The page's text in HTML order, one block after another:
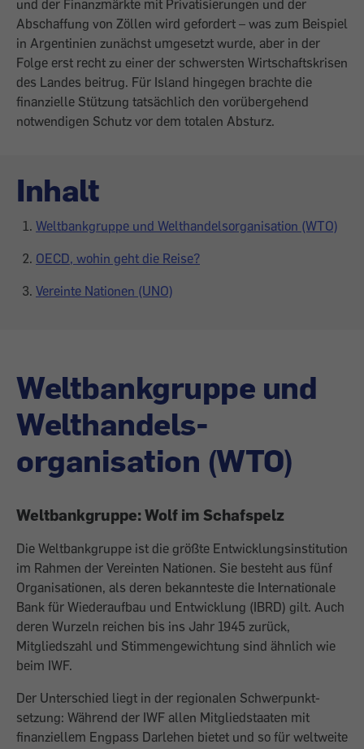
und der Finanzmärkte mit Privatisierungen und der
Abschaffung von Zöllen wird gefordert – was zum Beispiel
in Argentinien zunächst umgesetzt wurde, aber in der
Folge erst recht zu einer der schwersten Wirtschaftskrisen
des Landes beitrug. Für ­Island hingegen brachte die
finanzielle Stützung tatsächlich den vorübergehend
notwendigen Schutz vor dem totalen ­Absturz.
Inhalt
Weltbankgruppe und Welthandels­organisation (WTO)
OECD, wohin geht die Reise?
Vereinte Nationen (UNO)
Weltbankgruppe und
Welthandels­
organisation (WTO)
Weltbankgruppe: Wolf im Schafspelz
Die Weltbankgruppe ist die größte Entwicklungsinstitution
im Rahmen der Vereinten Nationen. Sie besteht aus fünf
Organisationen, als deren bekannteste die Internationale
Bank für Wiederaufbau und Entwicklung (IBRD) gilt. Auch
deren Wurzeln reichen bis ins Jahr 1945 zurück,
Mitgliedszahl und Stimmengewichtung sind ähnlich wie
beim IWF.
Der Unterschied liegt in der regionalen Schwerpunkt­
setzung: Während der IWF allen Mitgliedstaaten mit
finanziellem Engpass Darlehen bietet und so für weltweite